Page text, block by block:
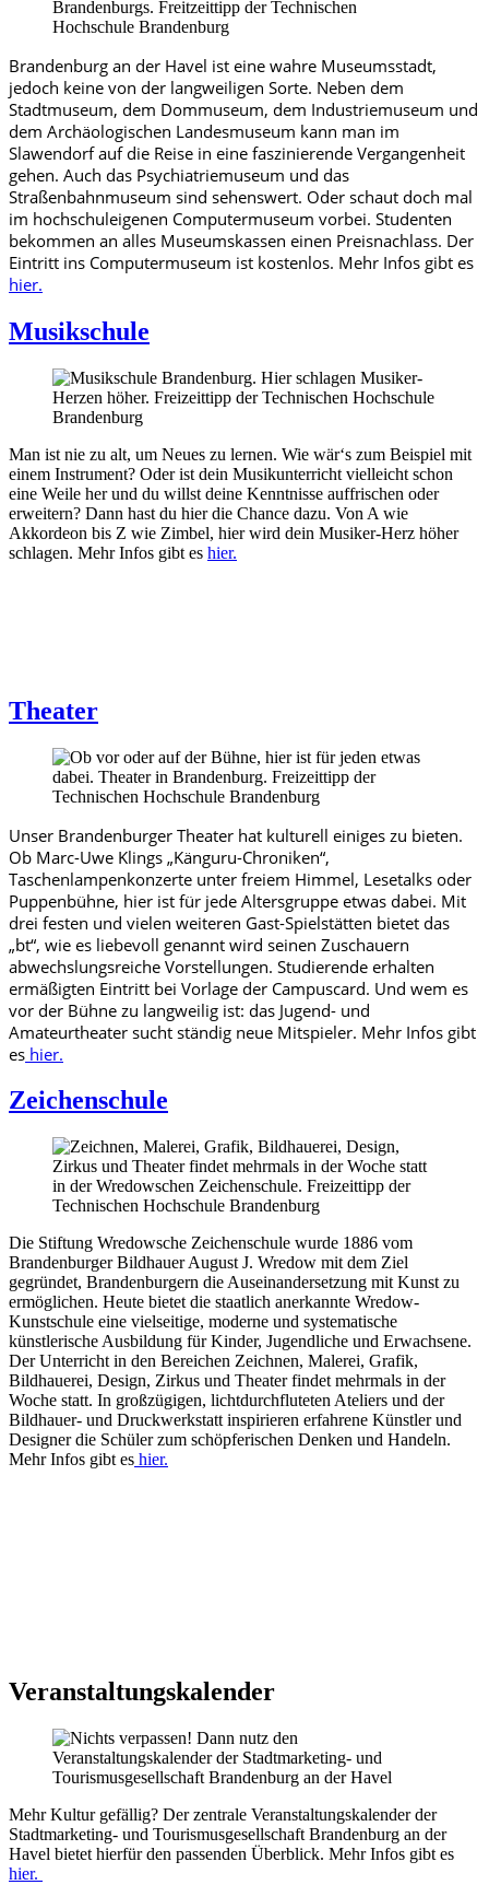
Brandenburg an der Havel ist eine wahre Museumsstadt,
jedoch keine von der langweiligen Sorte. Neben dem
Stadtmuseum, dem Dommuseum, dem Industriemuseum und
dem Archäologischen Landesmuseum kann man im
Slawendorf auf die Reise in eine faszinierende Vergangenheit
gehen. Auch das Psychiatriemuseum und das
Straßenbahnmuseum sind sehenswert. Oder schaut doch mal
im hochschuleigenen Computermuseum vorbei. Studenten
bekommen an alles Museumskassen einen Preisnachlass. Der
Eintritt ins Computermuseum ist kostenlos. Mehr Infos gibt es
hier.
Musikschule
Man ist nie zu alt, um Neues zu lernen. Wie wär‘s zum Beispiel mit
einem Instrument? Oder ist dein Musikunterricht vielleicht schon
eine Weile her und du willst deine Kenntnisse auffrischen oder
erweitern? Dann hast du hier die Chance dazu. Von A wie
Akkordeon bis Z wie Zimbel, hier wird dein Musiker-Herz höher
schlagen. Mehr Infos gibt es hier.
Theater
Unser Brandenburger Theater hat kulturell einiges zu bieten.
Ob Marc-Uwe Klings „Känguru-Chroniken“,
Taschenlampenkonzerte unter freiem Himmel, Lesetalks oder
Puppenbühne, hier ist für jede Altersgruppe etwas dabei. Mit
drei festen und vielen weiteren Gast-Spielstätten bietet das
„bt“, wie es liebevoll genannt wird seinen Zuschauern
abwechslungsreiche Vorstellungen. Studierende erhalten
ermäßigten Eintritt bei Vorlage der Campuscard. Und wem es
vor der Bühne zu langweilig ist: das Jugend- und
Amateurtheater sucht ständig neue Mitspieler. Mehr Infos gibt
es hier.
Zeichenschule
Die Stiftung Wredowsche Zeichenschule wurde 1886 vom
Brandenburger Bildhauer August J. Wredow mit dem Ziel
gegründet, Brandenburgern die Auseinandersetzung mit Kunst zu
ermöglichen. Heute bietet die staatlich anerkannte Wredow-
Kunstschule eine vielseitige, moderne und systematische
künstlerische Ausbildung für Kinder, Jugendliche und Erwachsene.
Der Unterricht in den Bereichen Zeichnen, Malerei, Grafik,
Bildhauerei, Design, Zirkus und Theater findet mehrmals in der
Woche statt. In großzügigen, lichtdurchfluteten Ateliers und der
Bildhauer- und Druckwerkstatt inspirieren erfahrene Künstler und
Designer die Schüler zum schöpferischen Denken und Handeln.
Mehr Infos gibt es hier.
Veranstaltungskalender
Mehr Kultur gefällig? Der zentrale Veranstaltungskalender der
Stadtmarketing- und Tourismusgesellschaft Brandenburg an der
Havel bietet hierfür den passenden Überblick. Mehr Infos gibt es
hier.